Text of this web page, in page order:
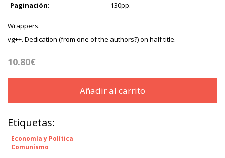
Paginación:
130pp.
Wrappers.
vg++. Dedication (from one of the authors?) on half title.
10.80€
Añadir al carrito
Etiquetas:
Economía y Política
Comunismo